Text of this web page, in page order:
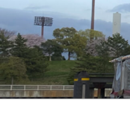
コ
テ
ン
ツ
へ
ス